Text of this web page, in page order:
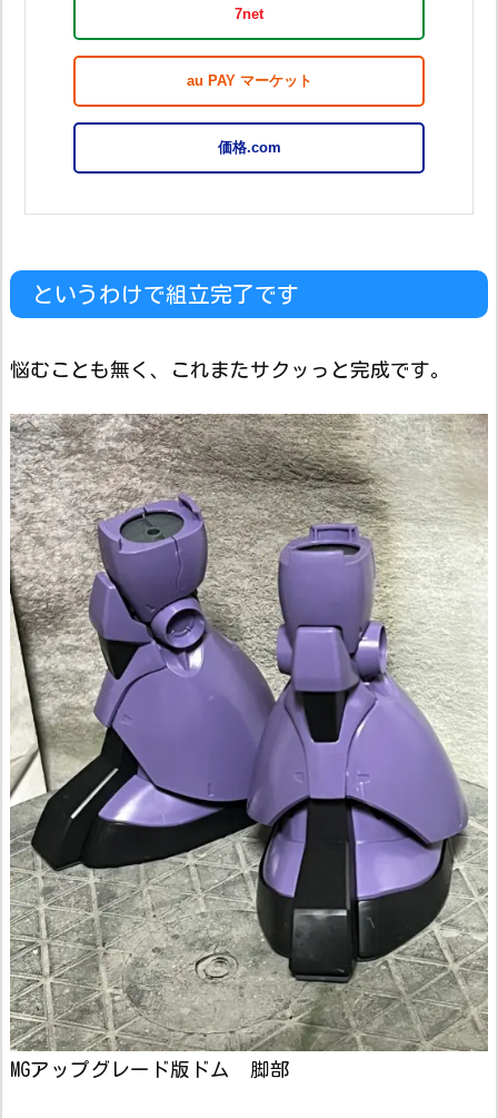
7net
au PAY マーケット
価格.com
というわけで組立完了です
悩むことも無く、これまたサクッっと完成です。
MGアップグレード版ドム 脚部